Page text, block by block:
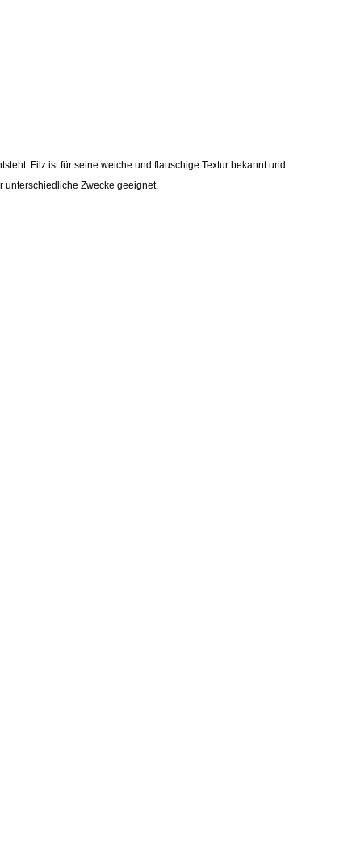
Filz ist für seine weiche und flauschige Textur bekannt und
Zwecke geeignet.